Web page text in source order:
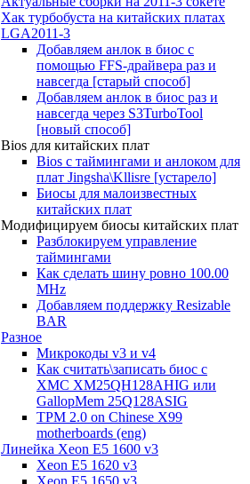
Хак турбобуста на китайских платах
LGA2011-3
Добавляем анлок в биос с
помощью FFS-драйвера раз и
навсегда [старый способ]
Добавляем анлок в биос раз и
навсегда через S3TurboTool
[новый способ]
Bios для китайских плат
Bios с таймингами и анлоком для
плат Jingsha\Kllisre [устарело]
Биосы для малоизвестных
китайских плат
Модифицируем биосы китайских плат
Разблокируем управление
таймингами
Как сделать шину ровно 100.00
MHz
Добавляем поддержку Resizable
BAR
Разное
Микрокоды v3 и v4
Как считать\записать биос с
XMC XM25QH128AHIG или
GallopMem 25Q128ASIG
TPM 2.0 on Chinese X99
motherboards (eng)
Линейка Xeon E5 1600 v3
Xeon E5 1620 v3
Xeon E5 1650 v3